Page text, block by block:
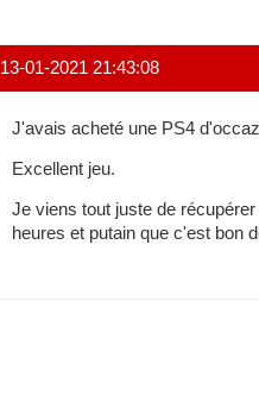
13-01-2021 21:43:08
J'avais acheté une PS4
Excellent jeu.
Je viens tout juste de
heures et putain que c'est bon